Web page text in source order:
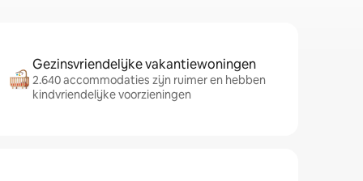
Gezinsvriendelijke vakantiewoningen
2.640 accommodaties zijn ruimer en hebben
kindvriendelijke voorzieningen